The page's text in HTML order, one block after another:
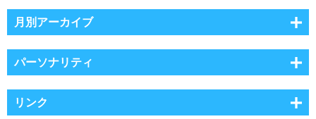
月別アーカイブ
パーソナリティ
リンク